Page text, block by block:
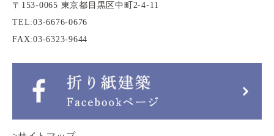
〒153-0065 東京都目黒区中町2-4-11
TEL:03-6676-0676
FAX:03-6323-9644